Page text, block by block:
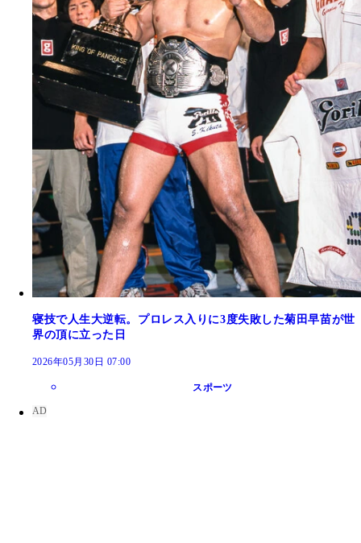
寝技で人生大逆転。プロレス入りに3度失敗した菊田早苗が世
界の頂に立った日
2026年05月30日 07:00
スポーツ